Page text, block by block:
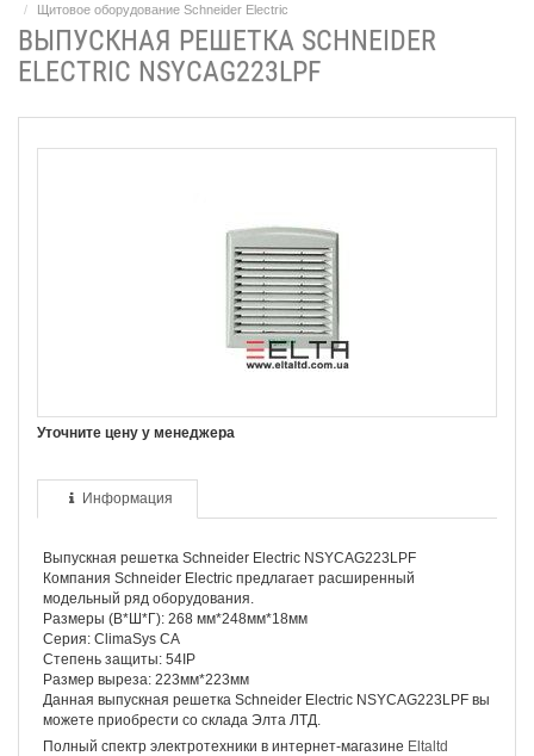
Щитовое оборудование Schneider Electric
ВЫПУСКНАЯ РЕШЕТКА SCHNEIDER
ELECTRIC NSYCAG223LPF
Уточните цену у менеджера
Информация
Выпускная решетка Schneider Electriс NSYCAG223LPF
Компания Schneider Electriс предлагает расширенный
модельный ряд оборудования.
Размеры (В*Ш*Г): 268 мм*248мм*18мм
Серия: ClimaSys CA
Степень защиты: 54IP
Размер выреза: 223мм*223мм
Данная выпускная решетка Schneider Electriс NSYCAG223LPF вы
можете приобрести со склада Элта ЛТД.
Полный спектр электротехники в интернет-магазине Eltaltd